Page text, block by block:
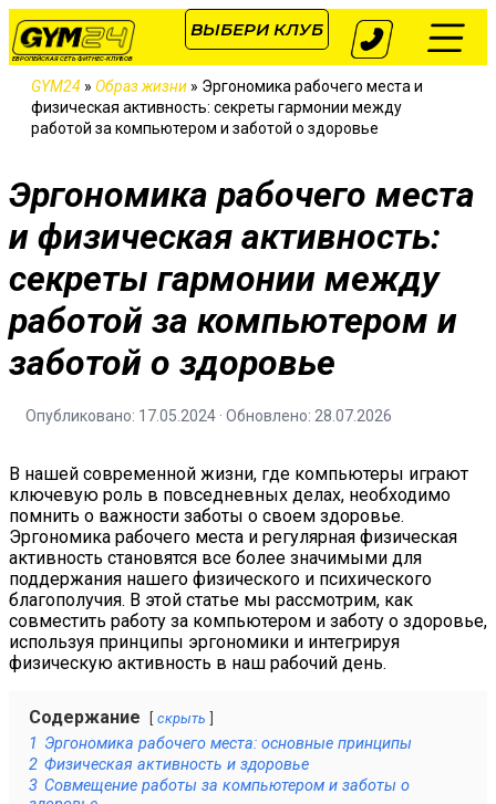
ЕВРОПЕЙСКАЯ СЕТЬ ФИТНЕС-КЛУБОВ
ВЫБЕРИ КЛУБ
GYM24 » Образ жизни » Эргономика рабочего места и
физическая активность: секреты гармонии между
работой за компьютером и заботой о здоровье
Эргономика рабочего места
и физическая активность:
секреты гармонии между
работой за компьютером и
заботой о здоровье
Опубликовано: 17.05.2024 · Обновлено: 28.07.2026
В нашей современной жизни, где компьютеры играют
ключевую роль в повседневных делах, необходимо
помнить о важности заботы о своем здоровье.
Эргономика рабочего места и регулярная физическая
активность становятся все более значимыми для
поддержания нашего физического и психического
благополучия. В этой статье мы рассмотрим, как
совместить работу за компьютером и заботу о здоровье,
используя принципы эргономики и интегрируя
физическую активность в наш рабочий день.
Содержание скрыть
1 Эргономика рабочего места: основные принципы
2 Физическая активность и здоровье
3 Совмещение работы за компьютером и заботы о